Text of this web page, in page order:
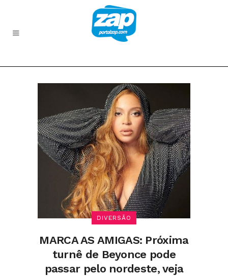
DIVERSÃO
MARCA AS AMIGAS: Próxima
turnê de Beyonce pode
passar pelo nordeste, veja